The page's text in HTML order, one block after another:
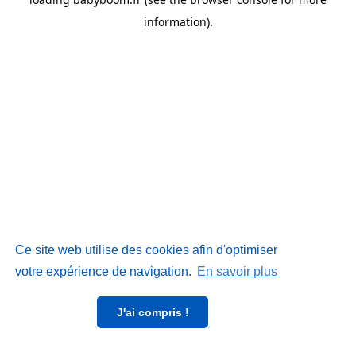
Ce site web utilise des cookies afin d'optimiser
votre expérience de navigation. En savoir plus
J'ai compris !
information).